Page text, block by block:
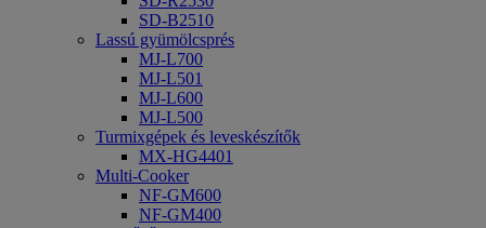
SD-B2510
Lassú gyümölcsprés
MJ-L700
MJ-L501
MJ-L600
MJ-L500
Turmixgépek és leveskészítők
MX-HG4401
Multi-Cooker
NF-GM600
NF-GM400